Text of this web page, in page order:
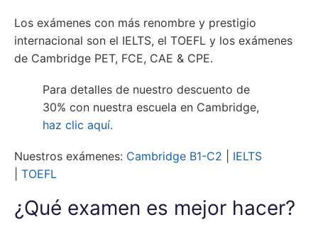
Los exámenes con más renombre y prestigio
internacional son el IELTS, el TOEFL y los exámenes
de Cambridge PET, FCE, CAE & CPE.
Para detalles de nuestro descuento de
30% con nuestra escuela en Cambridge,
haz clic aquí.
Nuestros exámenes: Cambridge B1-C2
IELTS
TOEFL
¿Qué examen es mejor hacer?